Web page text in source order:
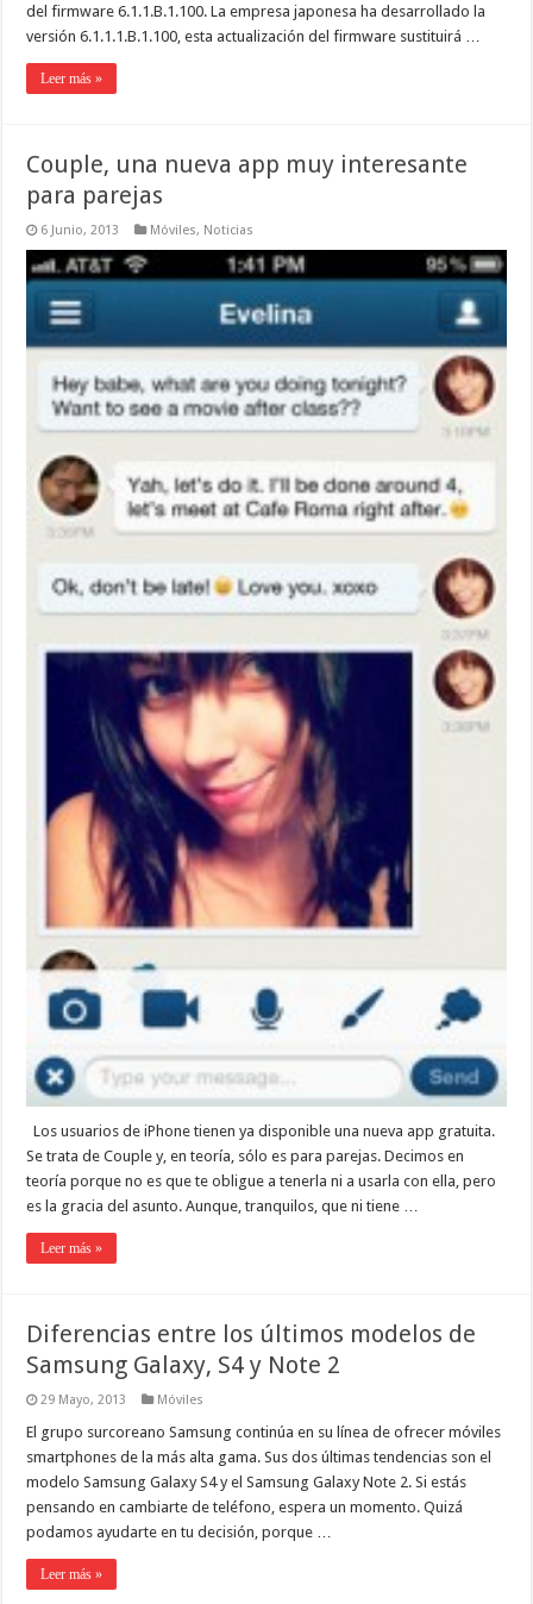
del firmware 6.1.1.B.1.100. La empresa japonesa ha desarrollado la
versión 6.1.1.1.B.1.100, esta actualización del firmware sustituirá …
Leer más »
Couple, una nueva app muy interesante
para parejas
6 Junio, 2013 Móviles, Noticias
Los usuarios de iPhone tienen ya disponible una nueva app gratuita.
Se trata de Couple y, en teoría, sólo es para parejas. Decimos en
teoría porque no es que te obligue a tenerla ni a usarla con ella, pero
es la gracia del asunto. Aunque, tranquilos, que ni tiene …
Leer más »
Diferencias entre los últimos modelos de
Samsung Galaxy, S4 y Note 2
29 Mayo, 2013 Móviles
El grupo surcoreano Samsung continúa en su línea de ofrecer móviles
smartphones de la más alta gama. Sus dos últimas tendencias son el
modelo Samsung Galaxy S4 y el Samsung Galaxy Note 2. Si estás
pensando en cambiarte de teléfono, espera un momento. Quizá
podamos ayudarte en tu decisión, porque …
Leer más »